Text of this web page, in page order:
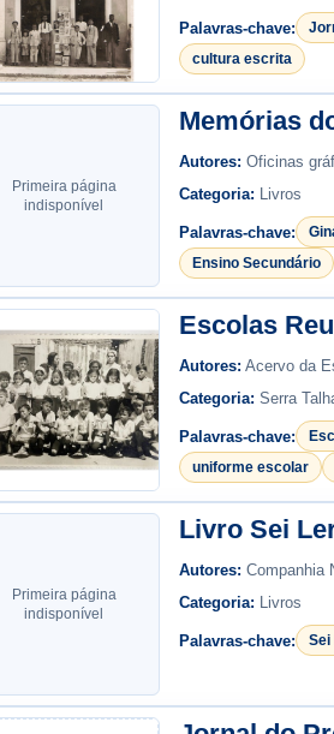
Palavras-chave:
cultura escrita
Primeira página
indisponível
Memórias
Autores: Oficinas
Categoria: Livros
Palavras-chave:
Ensino Secundário
Escolas
Autores: Acervo da
Categoria: Serra
Palavras-chave:
uniforme escolar
Primeira página
indisponível
Livro Sei
Autores: Companhia
Categoria: Livros
Palavras-chave: Sei